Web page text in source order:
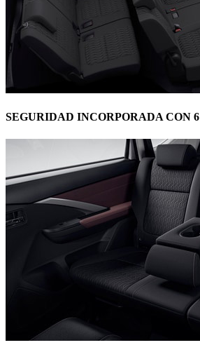
SEGURIDAD INCORPORADA CON